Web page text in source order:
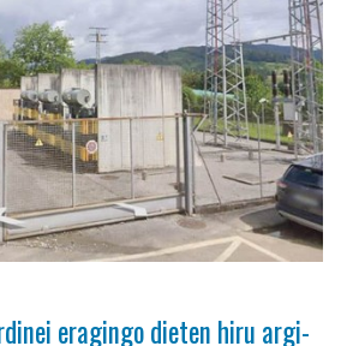
eragingo dieten hiru argi-